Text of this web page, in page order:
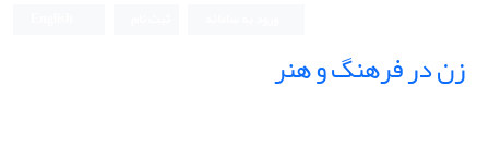
زن در فرهنگ و هنر